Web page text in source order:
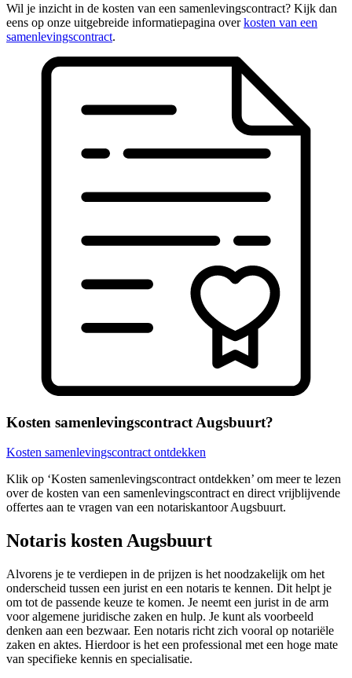
Wil je inzicht in de kosten van een samenlevingscontract? Kijk dan
eens op onze uitgebreide informatiepagina overkosten van een
samenlevingscontract.
Kosten samenlevingscontract Augsbuurt?
Kosten samenlevingscontract ontdekken
Klik op ‘Kosten samenlevingscontract ontdekken’ om meer te lezen
over de kosten van een samenlevingscontract en direct vrijblijvende
offertes aan te vragen van een notariskantoor Augsbuurt.
Notaris kosten Augsbuurt
Alvorens je te verdiepen in de prijzen is het noodzakelijk om het
onderscheid tussen een jurist en een notaris te kennen. Dit helpt je
om tot de passende keuze te komen. Je neemt een jurist in de arm
voor algemene juridische zaken en hulp. Je kunt als voorbeeld
denken aan een bezwaar. Een notaris richt zich vooral op notariële
zaken en aktes. Hierdoor is het een professional met een hoge mate
van specifieke kennis en specialisatie.